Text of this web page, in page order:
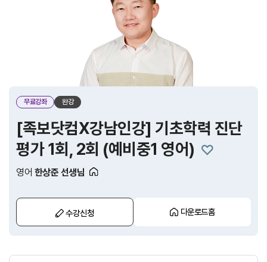
무료강좌 완강
[족보닷컴X강남인강] 기초학력 진단
평가 1회, 2회 (예비중1 영어)
영어 한상준 선생님
수강신청 다운로드홈